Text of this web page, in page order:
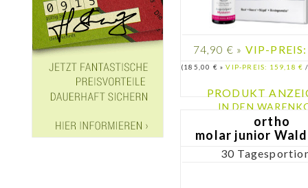
74,90 € » VIP-
(185,00 € »VIP-PREIS: 159,18 €
PRODUKT
IN DEN
ortho
molar junior
30